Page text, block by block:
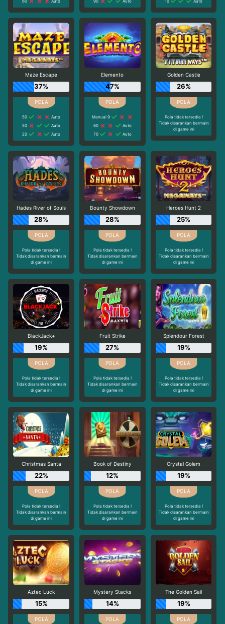
Maze Escape
37%
50
Auto
50
Auto
20
Auto
Elemento
47%
Manual 9
60
Auto
70
Auto
Golden Castle
26%
Pola tidak tersedia !
Tidak disarankan bermain
di game ini
Hades River of Souls
28%
Pola tidak tersedia !
Tidak disarankan bermain
di game ini
Bounty Showdown
28%
Pola tidak tersedia !
Tidak disarankan bermain
di game ini
Heroes Hunt 2
25%
Pola tidak tersedia !
Tidak disarankan bermain
di game ini
BlackJack+
19%
Pola tidak tersedia !
Tidak disarankan bermain
di game ini
Fruit Strike
27%
Pola tidak tersedia !
Tidak disarankan bermain
di game ini
Splendour Forest
19%
Pola tidak tersedia !
Tidak disarankan bermain
di game ini
Christmas Santa
22%
Pola tidak tersedia !
Tidak disarankan bermain
di game ini
Book of Destiny
12%
Pola tidak tersedia !
Tidak disarankan bermain
di game ini
Crystal Golem
19%
Pola tidak tersedia !
Tidak disarankan bermain
di game ini
Aztec Luck
15%
Mystery Stacks
14%
The Golden Sail
19%